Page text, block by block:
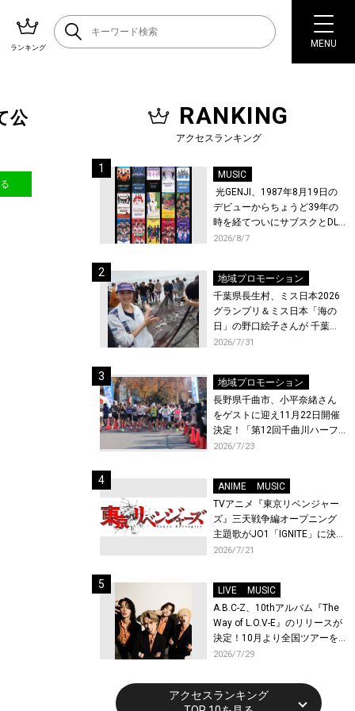
ランキング MENU
公 RANKING
アクセスランキング
MUSIC
光GENJI、1987年8月19日の
デビューからちょうど39年の
時を経てついにサブスクとDL
配信が解禁！
2026/8/7
地域プロモーション
千葉県長生村、ミス日本2026
グランプリ＆ミス日本「海の
日」の野口絵子さんが 千葉県
唯一の村・長生村で地引網を
2026/7/31
地域プロモーション
長野県千曲市、小平奈緒さん
をゲストに迎え11月22日開催
決定！「第12回千曲川ハーフ
マラソン」エントリー受付開
2026/7/23
ANIME
MUSIC
TVアニメ『東京リベンジャー
ズ』三天戦争編オープニング
主題歌がJO1「IGNITE」に決
定！メンバー全員から喜びと
先行上映会を開催！
2026/7/21
LIVE
MUSIC
A.B.C-Z、10thアルバム『The
Way of L.O.V-E』のリリースが
決定！10月より全国ツアーを
開催！
2026/7/29
アクセスランキング